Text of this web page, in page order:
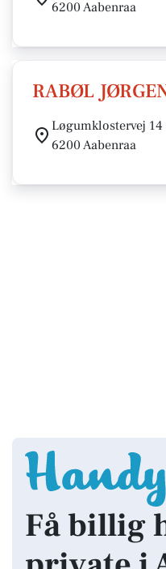
6200 Aabenraa
RABØL
Løgumklostervej 14
6200 Aabenraa
Få billig